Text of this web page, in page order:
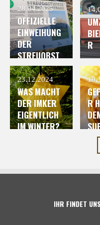
N
OFFIZIELLE
EINWEIHUNG
DER
STREUOBST
WIESE
HILDEN
28.04.2025
R
WAS MACHT
DER IMKER
EIGENTLICH
IM WINTER?
23.12.2024
R
IHR FINDET